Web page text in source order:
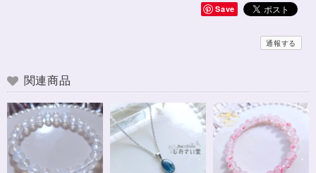
ョンが上がりました！ ラッピングも可愛く、梱包もすごく丁寧で袋を開け
るのが 勿体無いくらいでした！ おまけで付いてきたさざれも可愛くて綺麗
うございました！ また機会があったら利用したいと思います。 この度は本
当にありがとうございました！
※16.5cmオーダー 努力を成功に導く✨ガーネット入りブレスレット15cm
2024/12/18
Save
通報する
関連商品